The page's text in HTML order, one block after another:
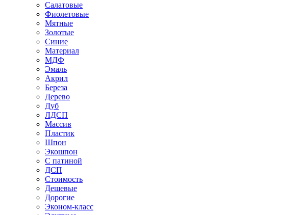
Салатовые
Фиолетовые
Мятные
Золотые
Синие
Материал
МДФ
Эмаль
Акрил
Береза
Дерево
Дуб
ЛДСП
Массив
Пластик
Шпон
Экошпон
С патиной
ДСП
Стоимость
Дешевые
Дорогие
Эконом-класс